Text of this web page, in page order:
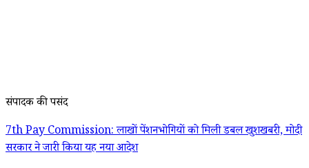
संपादक की पसंद
7th Pay Commission: लाखों पेंशनभोगियों को मिली डबल खुशखबरी, मोदी
सरकार ने जारी किया यह नया आदेश